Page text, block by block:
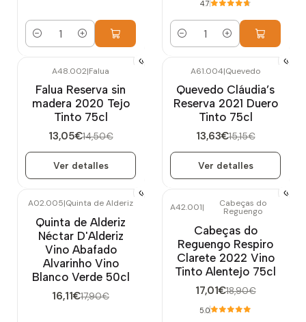
Cantidad
4.7
Cantidad
Agotado
A48.002|Falua
Falua Reserva sin
madera 2020 Tejo
Tinto 75cl
13,05€14,50€
Ver detalles
Agotado
A61.004|Quevedo
Quevedo Cláudia’s
Reserva 2021 Duero
Tinto 75cl
13,63€15,15€
Ver detalles
A02.005|Quinta de Alderiz
Quinta de Alderiz
Néctar D'Alderiz
Vino Abafado
Alvarinho Vino
Blanco Verde 50cl
16,11€17,90€
-10%OFF
A42.001| Cabeças do
Reguengo
Cabeças do
Reguengo Respiro
Clarete 2022 Vino
Tinto Alentejo 75cl
17,01€18,90€
5.0